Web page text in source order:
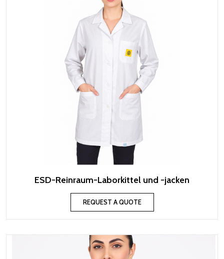
ESD-Reinraum-Laborkittel und -jacken
REQUEST A QUOTE